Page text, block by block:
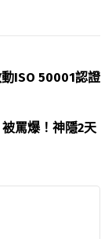
ISO 50001認證
罵爆！神隱2天